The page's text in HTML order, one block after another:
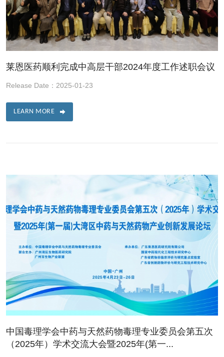
莱恩医药顺利完成中高层干部2024年度工作述职会议
Release Date：2025-01-23
LEARN MORE
中国毒理学会中药与天然药物毒理专业委员会第五次
（2025年）学术交流大会暨2025年(第一...